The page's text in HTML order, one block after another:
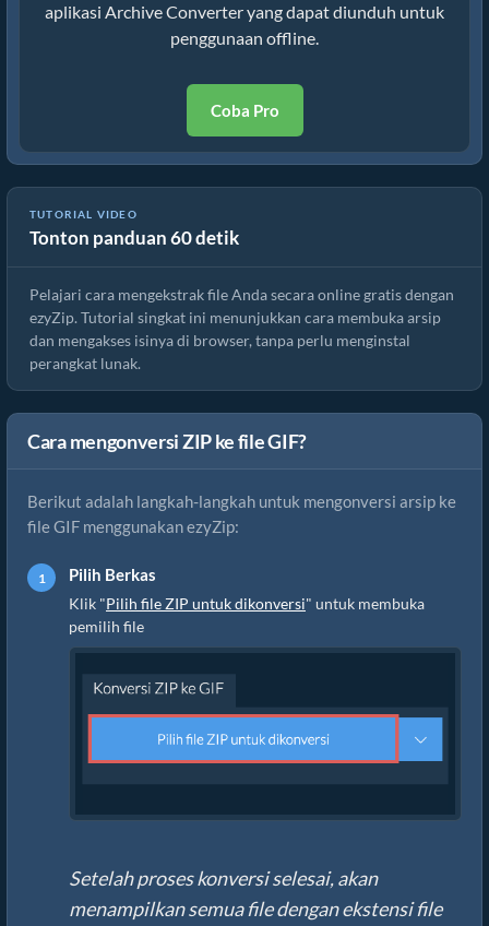
aplikasi Archive Converter yang dapat diunduh untuk
penggunaan offline.
Coba Pro
TUTORIAL VIDEO
Tonton panduan 60 detik
Cara Mengekstrak File secara Online dengan ezyZip (Gratis, Tanpa
Instalasi)
Pelajari cara mengekstrak file Anda secara online gratis dengan
ezyZip. Tutorial singkat ini menunjukkan cara membuka arsip
dan mengakses isinya di browser, tanpa perlu menginstal
perangkat lunak.
Cara mengonversi ZIP ke file GIF?
Berikut adalah langkah-langkah untuk mengonversi arsip ke
file GIF menggunakan ezyZip:
Pilih Berkas
Klik "Pilih file ZIP untuk dikonversi" untuk membuka
pemilih file
Setelah proses konversi selesai, akan
menampilkan semua file dengan ekstensi file